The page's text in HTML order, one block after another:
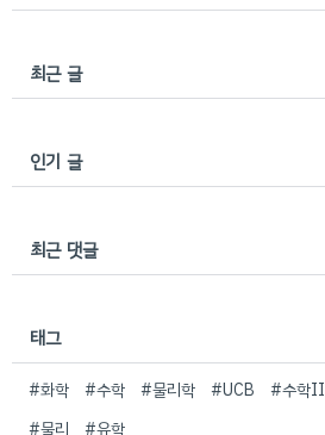
최근 글
인기 글
최근 댓글
태그
#화학 #수학 #물리학 #UCB #수학II
#물리
#유학